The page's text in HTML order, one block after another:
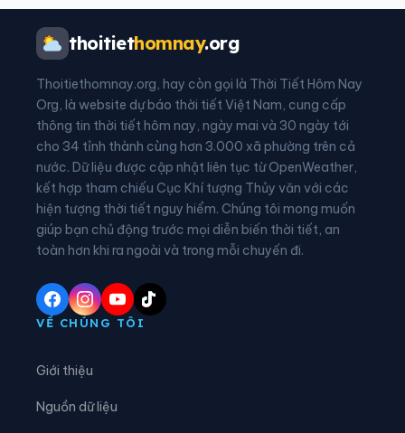
Phường Hoàng Mai
Phường Khương Đình
Phường Kim Liên Phường Láng
Phường Lĩnh Nam Phường Long Biên
Phường Nghĩa Đô Phường Ngọc Hà
Phường Ô Chợ Dừa Phường Phú Diễn
Phường Phú Lương Phường Phú Thượng
Phường Phúc Lợi
Phường Sơn Tây
thoitiethomnay.org
Thoitiethomnay.org, hay còn gọi là Thời Tiết Hôm Nay
Org, là website dự báo thời tiết Việt Nam, cung cấp
thông tin thời tiết hôm nay, ngày mai và 30 ngày tới
cho 34 tỉnh thành cùng hơn 3.000 xã phường trên cả
nước. Dữ liệu được cập nhật liên tục từ OpenWeather,
kết hợp tham chiếu Cục Khí tượng Thủy văn với các
hiện tượng thời tiết nguy hiểm. Chúng tôi mong muốn
giúp bạn chủ động trước mọi diễn biến thời tiết, an
toàn hơn khi ra ngoài và trong mỗi chuyến đi.
VỀ CHÚNG TÔI
Giới thiệu
Nguồn dữ liệu